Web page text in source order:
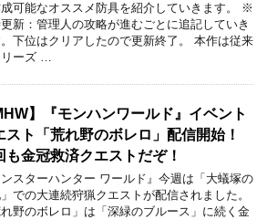
可能なオススメ防具を紹介していきます。 ※
新：管理人の攻略が進むごとに追記していき
。下位はクリアしたので更新終了。 本作は従来
リーズ …
】『モンハンワールド』イベント
スト「荒れ野のボレロ」配信開始！
も金冠救済クエストだぞ！
ンスターハンター ワールド』今週は「大蟻塚の
での大連続狩猟クエストが配信されました。
れ野のボレロ」は「深緑のブルース」に続く金